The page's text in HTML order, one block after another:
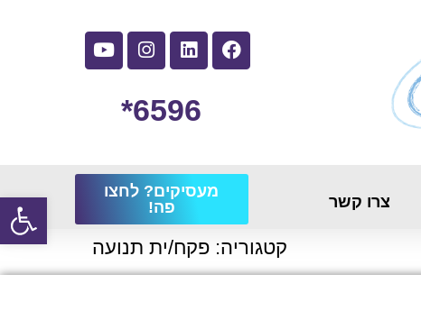
6596*
צרו קשר
מעסיקים? לחצו
פה!
קטגוריה: פקח/ית תנועה